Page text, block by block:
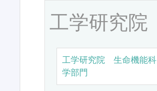
工学研究院
工学研究院 生命機能科
学部門